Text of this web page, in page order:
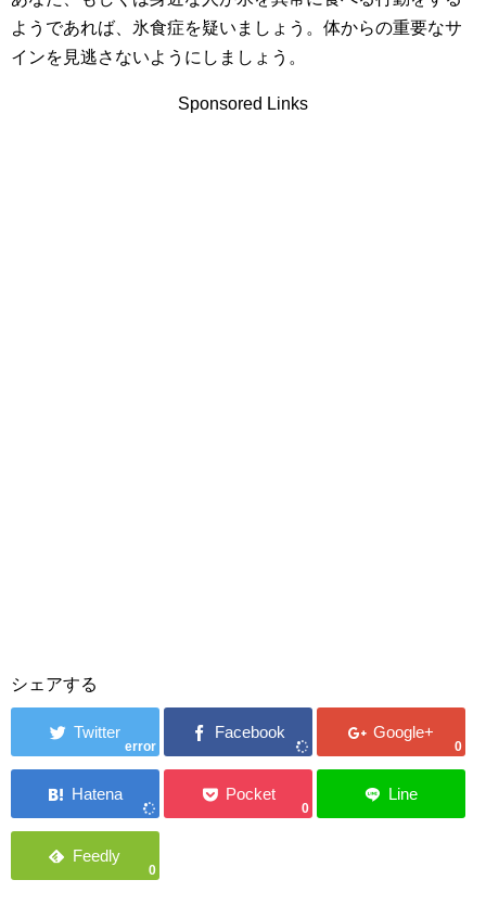
ようであれば、氷食症を疑いましょう。体からの重要なサ
インを見逃さないようにしましょう。
Sponsored Links
シェアする
error 0
0
0